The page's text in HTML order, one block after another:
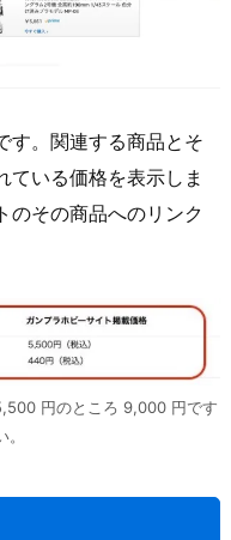
す。関連する商品とそ
ている価格を表示しま
のその商品へのリンク
円のところ 9,000 円です